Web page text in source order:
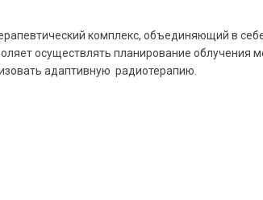
комплекс, объединяющий в
осуществлять планирование облучения
адаптивную радиотерапию.